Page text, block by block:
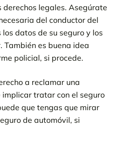
legales. Asegúrate
del conductor del
datos de su seguro y los
es buena idea
policial, si procede.
a reclamar una
implicar tratar con el seguro
que tengas que mirar
de automóvil, si